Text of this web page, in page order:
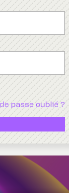
passe oublié ?